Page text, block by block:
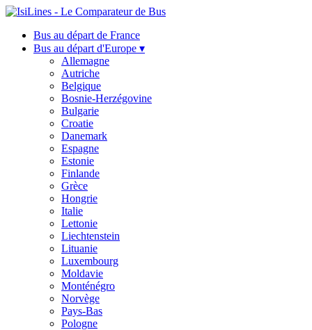
Bus au départ de France
Bus au départ d'Europe ▾
Allemagne
Autriche
Belgique
Bosnie-Herzégovine
Bulgarie
Croatie
Danemark
Espagne
Estonie
Finlande
Grèce
Hongrie
Italie
Lettonie
Liechtenstein
Lituanie
Luxembourg
Moldavie
Monténégro
Norvège
Pays-Bas
Pologne